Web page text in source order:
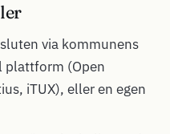
via kommunens
plattform (Open
iTUX), eller en egen